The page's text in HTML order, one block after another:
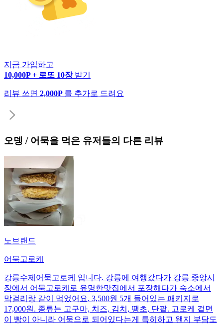
지금 가입하고
10,000P + 로또 10장 받기
리뷰 쓰면 2,000P 를 추가로 드려요
오뎅 / 어묵을 먹은 유저들의 다른 리뷰
노브랜드
어묵고로케
강릉수제어묵고로케 입니다. 강릉에 여행갔다가 강릉 중앙시
장에서 어묵고로케로 유명한맛집에서 포장해다가 숙소에서
막걸리랑 같이 먹었어요. 3,500원 5개 들어있는 패키지로
17,000원. 종류는 고구마, 치즈, 김치, 땡초, 단팥. 고로케 겉면
이 빵이 아니라 어묵으로 되어있다는게 특히하고 왠지 부담도